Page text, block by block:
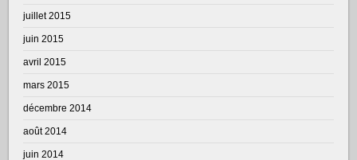
juillet 2015
juin 2015
avril 2015
mars 2015
décembre 2014
août 2014
juin 2014